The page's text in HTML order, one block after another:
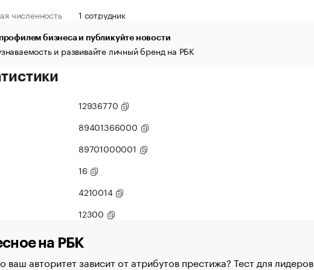
численность
1 сотрудник
бизнеса и публикуйте новости
и развивайте личный бренд на РБК
12936770
89401366000
89701000001
16
4210014
12300
на РБК
ваш авторитет зависит от атрибутов престижа? Тест для лидеров